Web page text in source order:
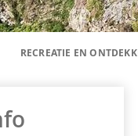
RECREATIE EN